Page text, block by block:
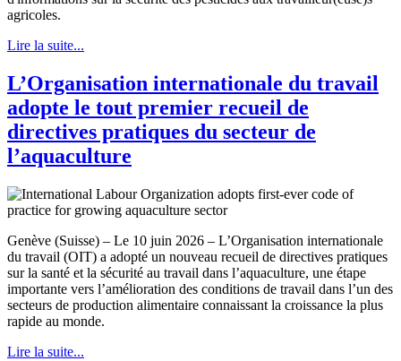
agricoles.
Lire la suite...
L’Organisation internationale du travail
adopte le tout premier recueil de
directives pratiques du secteur de
l’aquaculture
Genève (Suisse) – Le 10 juin 2026 – L’Organisation internationale
du travail (OIT) a adopté un nouveau recueil de directives pratiques
sur la santé et la sécurité au travail dans l’aquaculture, une étape
importante vers l’amélioration des conditions de travail dans l’un des
secteurs de production alimentaire connaissant la croissance la plus
rapide au monde.
Lire la suite...